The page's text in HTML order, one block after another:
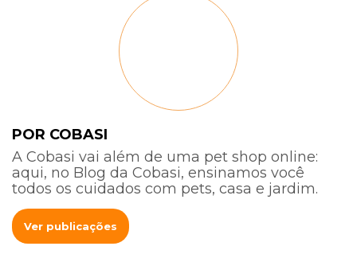
POR COBASI
A Cobasi vai além de uma pet shop online:
aqui, no Blog da Cobasi, ensinamos você
todos os cuidados com pets, casa e jardim.
Ver publicações